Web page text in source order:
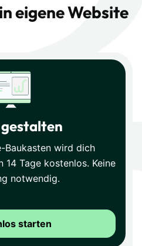
eigene Website
Baukasten wird dich
14 Tage kostenlos. Keine
notwendig.
starten